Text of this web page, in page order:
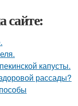
сайте:
капусты.
рассады?